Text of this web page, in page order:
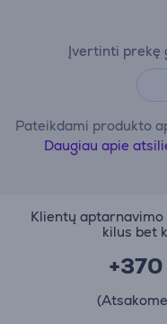
Įvertinti prekę
Pateikdami produkto
Daugiau apie
Klientų
kilus bet